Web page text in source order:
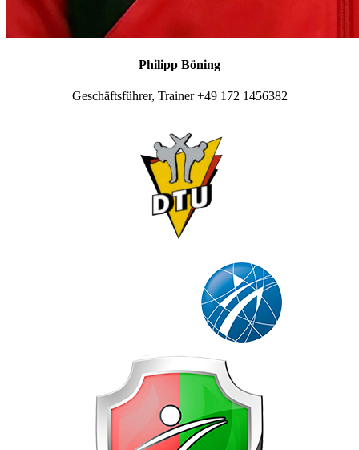
Philipp Böning
Geschäftsführer, Trainer +49 172 1456382